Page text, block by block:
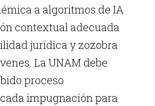
a algoritmos de IA
contextual adecuada
jurídica y zozobra
La UNAM debe
proceso
impugnación para